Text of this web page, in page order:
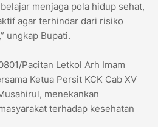
menjaga pola hidup sehat,
agar terhindar dari risiko
ungkap Bupati.
Pacitan Letkol Arh Imam
Ketua Persit KCK Cab XV
menekankan
terhadap kesehatan